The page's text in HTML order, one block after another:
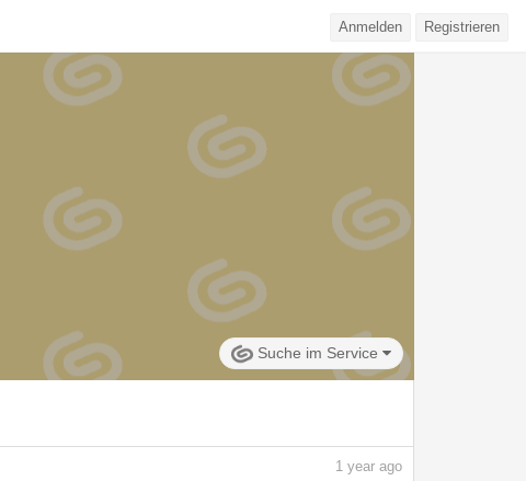
Anmelden Registrieren
Suche im Service
1 year ago